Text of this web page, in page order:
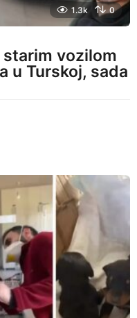
1.3k 0
vozilom
u Turskoj, sada